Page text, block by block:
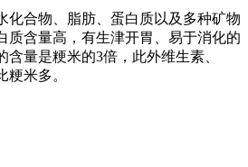
化合物、脂肪、蛋白质以及多种矿物
质含量高，有生津开胃、易于消化的
量是粳米的3倍，此外维生素、
米多。